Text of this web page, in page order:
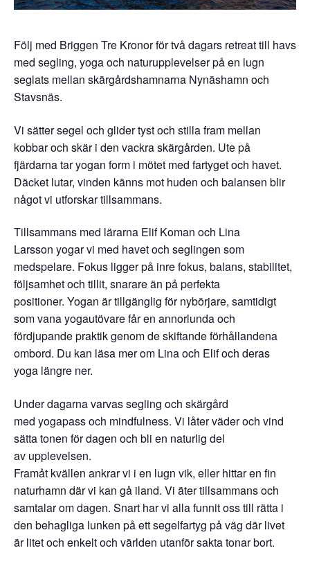
Följ med Briggen Tre Kronor för två dagars retreat till havs
med segling, yoga och naturupplevelser på en lugn
seglats mellan skärgårdshamnarna Nynäshamn och
Stavsnäs.
Vi sätter segel och glider tyst och stilla fram mellan
kobbar och skär i den vackra skärgården. Ute på
fjärdarna tar yogan form i mötet med fartyget och havet.
Däcket lutar, vinden känns mot huden och balansen blir
något vi utforskar tillsammans.
Tillsammans med lärarna Elif Koman och Lina
Larsson yogar vi med havet och seglingen som
medspelare. Fokus ligger på inre fokus, balans, stabilitet,
följsamhet och tillit, snarare än på perfekta
positioner. Yogan är tillgänglig för nybörjare, samtidigt
som vana yogautövare får en annorlunda och
fördjupande praktik genom de skiftande förhållandena
ombord. Du kan läsa mer om Lina och Elif och deras
yoga längre ner.
Under dagarna varvas segling och skärgård
med yogapass och mindfulness. Vi låter väder och vind
sätta tonen för dagen och bli en naturlig del
av upplevelsen.
Framåt kvällen ankrar vi i en lugn vik, eller hittar en fin
naturhamn där vi kan gå iland. Vi äter tillsammans och
samtalar om dagen. Snart har vi alla funnit oss till rätta i
den behagliga lunken på ett segelfartyg på väg där livet
är litet och enkelt och världen utanför sakta tonar bort.